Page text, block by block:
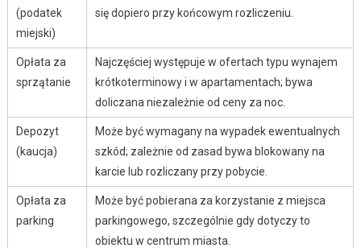
(podatek
miejski)
się dopiero przy końcowym rozliczeniu.
Opłata za
sprzątanie
Najczęściej występuje w ofertach typu wynajem
krótkoterminowy i w apartamentach; bywa
doliczana niezależnie od ceny za noc.
Depozyt
(kaucja)
Może być wymagany na wypadek ewentualnych
szkód; zależnie od zasad bywa blokowany na
karcie lub rozliczany przy pobycie.
Opłata za
parking
Może być pobierana za korzystanie z miejsca
parkingowego, szczególnie gdy dotyczy to
obiektu w centrum miasta.